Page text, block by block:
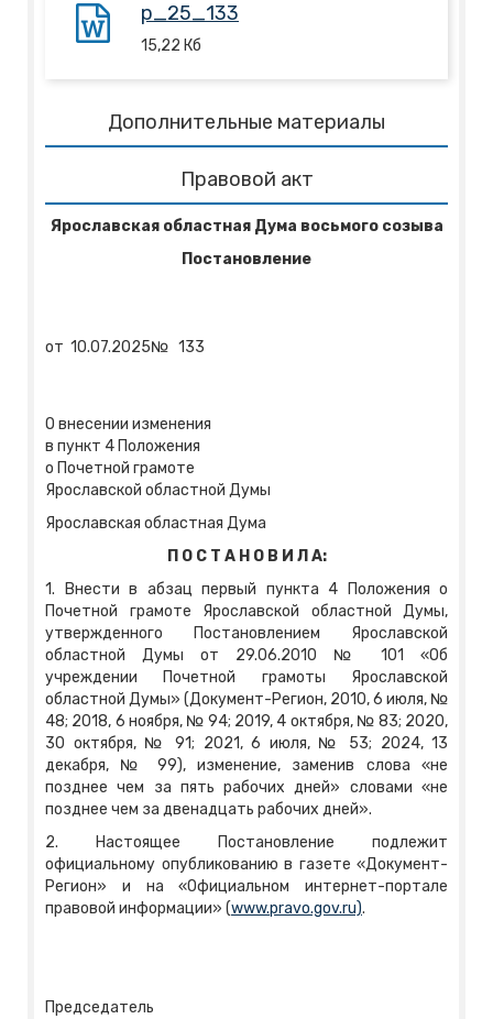
p_25_133
15,22 Кб
Дополнительные материалы
Правовой акт
Ярославская областная Дума восьмого созыва
Постановление
от 10.07.2025№ 133
О внесении изменения
в пункт 4 Положения
о Почетной грамоте
Ярославской областной Думы
Ярославская областная Дума
П О С Т А Н О В И Л А:
1. Внести в абзац первый пункта 4 Положения о
Почетной грамоте Ярославской областной Думы,
утвержденного Постановлением Ярославской
областной Думы от 29.06.2010 № 101 «Об
учреждении Почетной грамоты Ярославской
областной Думы» (Документ-Регион, 2010, 6 июля, №
48; 2018, 6 ноября, № 94; 2019, 4 октября, № 83; 2020,
30 октября, № 91; 2021, 6 июля, № 53; 2024, 13
декабря, № 99), изменение, заменив слова «не
позднее чем за пять рабочих дней» словами «не
позднее чем за двенадцать рабочих дней».
2. Настоящее Постановление подлежит
официальному опубликованию в газете «Документ-
Регион» и на «Официальном интернет-портале
правовой информации» (www.pravo.gov.ru).
Председатель